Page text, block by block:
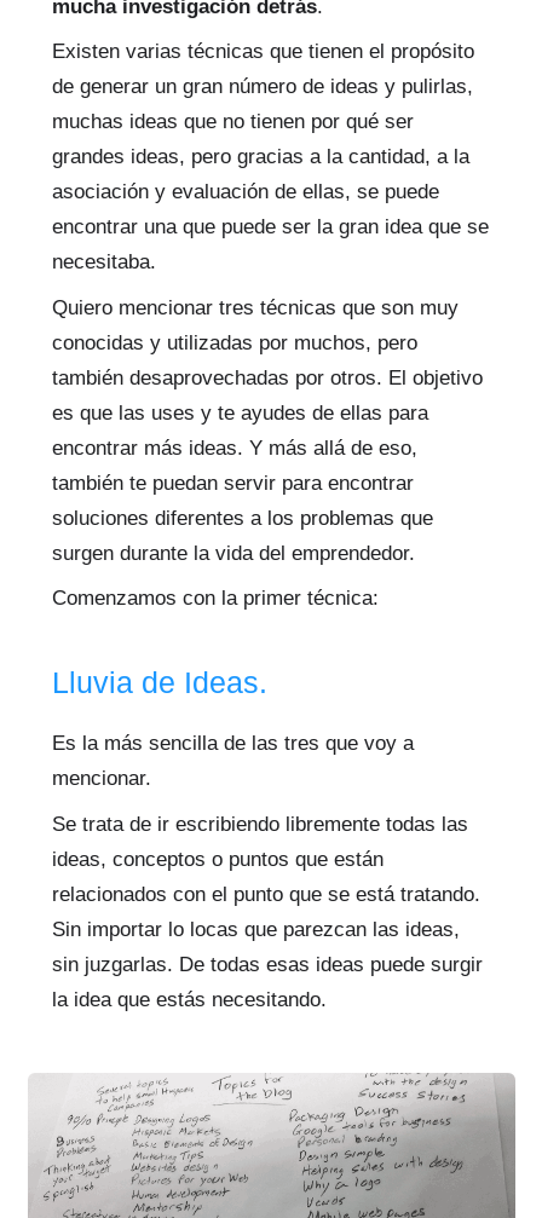
mucha investigación detrás.
Existen varias técnicas que tienen el propósito
de generar un gran número de ideas y pulirlas,
muchas ideas que no tienen por qué ser
grandes ideas, pero gracias a la cantidad, a la
asociación y evaluación de ellas, se puede
encontrar una que puede ser la gran idea que se
necesitaba.
Quiero mencionar tres técnicas que son muy
conocidas y utilizadas por muchos, pero
también desaprovechadas por otros. El objetivo
es que las uses y te ayudes de ellas para
encontrar más ideas. Y más allá de eso,
también te puedan servir para encontrar
soluciones diferentes a los problemas que
surgen durante la vida del emprendedor.
Comenzamos con la primer técnica:
Lluvia de Ideas.
Es la más sencilla de las tres que voy a
mencionar.
Se trata de ir escribiendo libremente todas las
ideas, conceptos o puntos que están
relacionados con el punto que se está tratando.
Sin importar lo locas que parezcan las ideas,
sin juzgarlas. De todas esas ideas puede surgir
la idea que estás necesitando.